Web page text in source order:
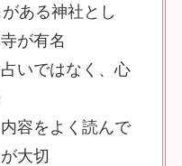
ある神社とし
が有名
いではなく、心
容をよく読んで
大切